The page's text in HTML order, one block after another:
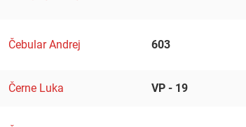
Čebular Andrej 603
Černe Luka VP - 19